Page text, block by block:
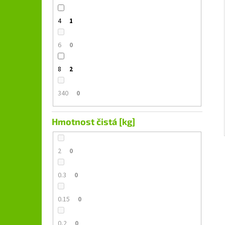
4 1
6 0
8 2
340 0
Hmotnost čistá [kg]
2 0
0.3 0
0.15 0